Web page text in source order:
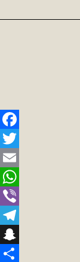
Facebook
Twitter
Email
WhatsApp
Viber
Telegram
Snapchat